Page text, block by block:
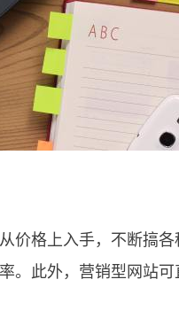
格上入手，不断搞各
此外，营销型网站可